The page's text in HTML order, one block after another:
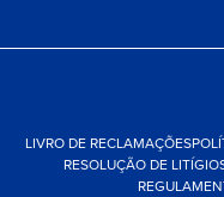
LIVRO DE RECLAMAÇÕES
RESOLUÇÃO DE